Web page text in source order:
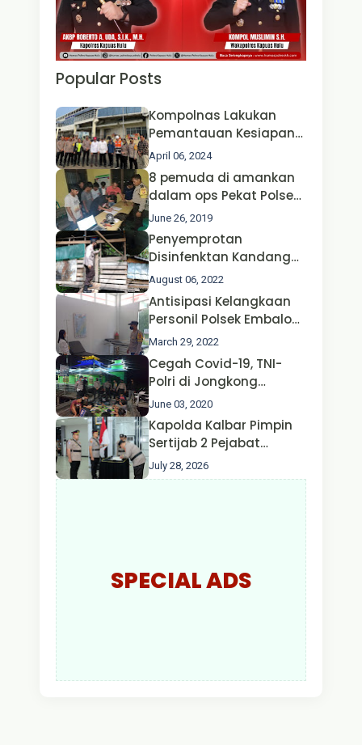
Popular Posts
Kompolnas Lakukan
Pemantauan Kesiapan
Operasi Ketupat 2024 di
Polda Jatim Bersama
Kapolri dan Menteri
Perhubungan
April 06, 2024
8 pemuda di amankan
dalam ops Pekat Polsek
Jongkong
June 26, 2019
Penyemprotan
Disinfenktan Kandang
Ternak Kambing warga
Oleh Satgas Ops Aman
Nusa II Polda Kalbar*
August 06, 2022
Antisipasi Kelangkaan
Personil Polsek Embaloh
Hulu Gencar Lakukan
Pengecekan Oksigen
March 29, 2022
Cegah Covid-19, TNI-
Polri di Jongkong
Himbau Masyarakat
Jangan Kumpul Hinga
Larut Malam.
June 03, 2020
Kapolda Kalbar Pimpin
Sertijab 2 Pejabat
Utama dan 7 Kapolres,
AKBP Wisnu Perdana
July 28, 2026
SPECIAL ADS